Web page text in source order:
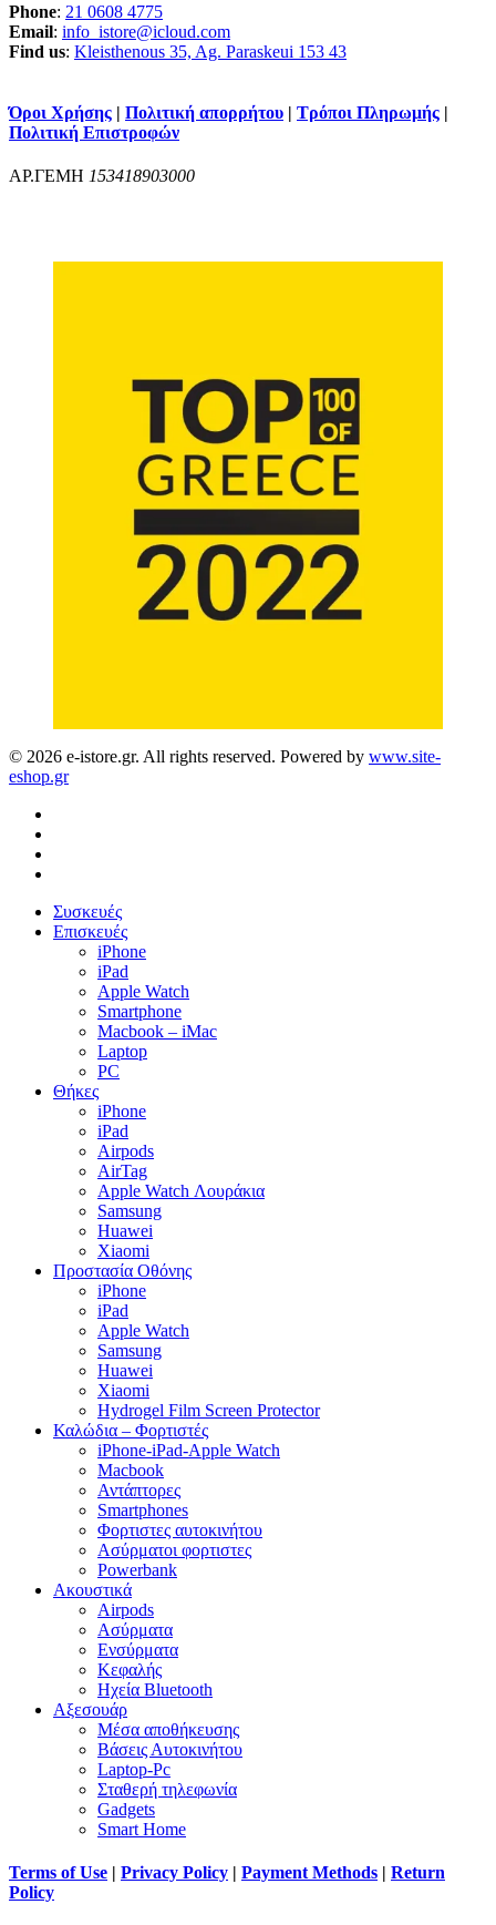
Phone: 21 0608 4775
Email: info_istore@icloud.com
Find us: Kleisthenous 35, Ag. Paraskeui 153 43
Όροι Χρήσης | Πολιτική απορρήτου | Τρόποι Πληρωμής |
Πολιτική Επιστροφών
ΑΡ.ΓΕΜΗ 153418903000
© 2026 e-istore.gr. All rights reserved. Powered by www.site-
eshop.gr
Close
Menu
Συσκευές
Επισκευές
iPhone
iPad
Apple Watch
Smartphone
Macbook – iMac
Laptop
PC
Θήκες
iPhone
iPad
Airpods
AirTag
Apple Watch Λουράκια
Samsung
Huawei
Xiaomi
Προστασία Οθόνης
iPhone
iPad
Apple Watch
Samsung
Huawei
Xiaomi
Hydrogel Film Screen Protector
Καλώδια – Φορτιστές
iPhone-iPad-Apple Watch
Macbook
Αντάπτορες
Smartphones
Φορτιστες αυτοκινήτου
Ασύρματοι φορτιστες
Powerbank
Ακουστικά
Airpods
Ασύρματα
Ενσύρματα
Κεφαλής
Ηχεία Bluetooth
Αξεσουάρ
Μέσα αποθήκευσης
Βάσεις Αυτοκινήτου
Laptop-Pc
Σταθερή τηλεφωνία
Gadgets
Smart Home
Terms of Use | Privacy Policy | Payment Methods | Return
Policy